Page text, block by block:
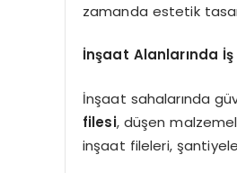
zamanda estetik
İnşaat Alanlarında
İnşaat sahalarında
filesi, düşen
inşaat fileleri,